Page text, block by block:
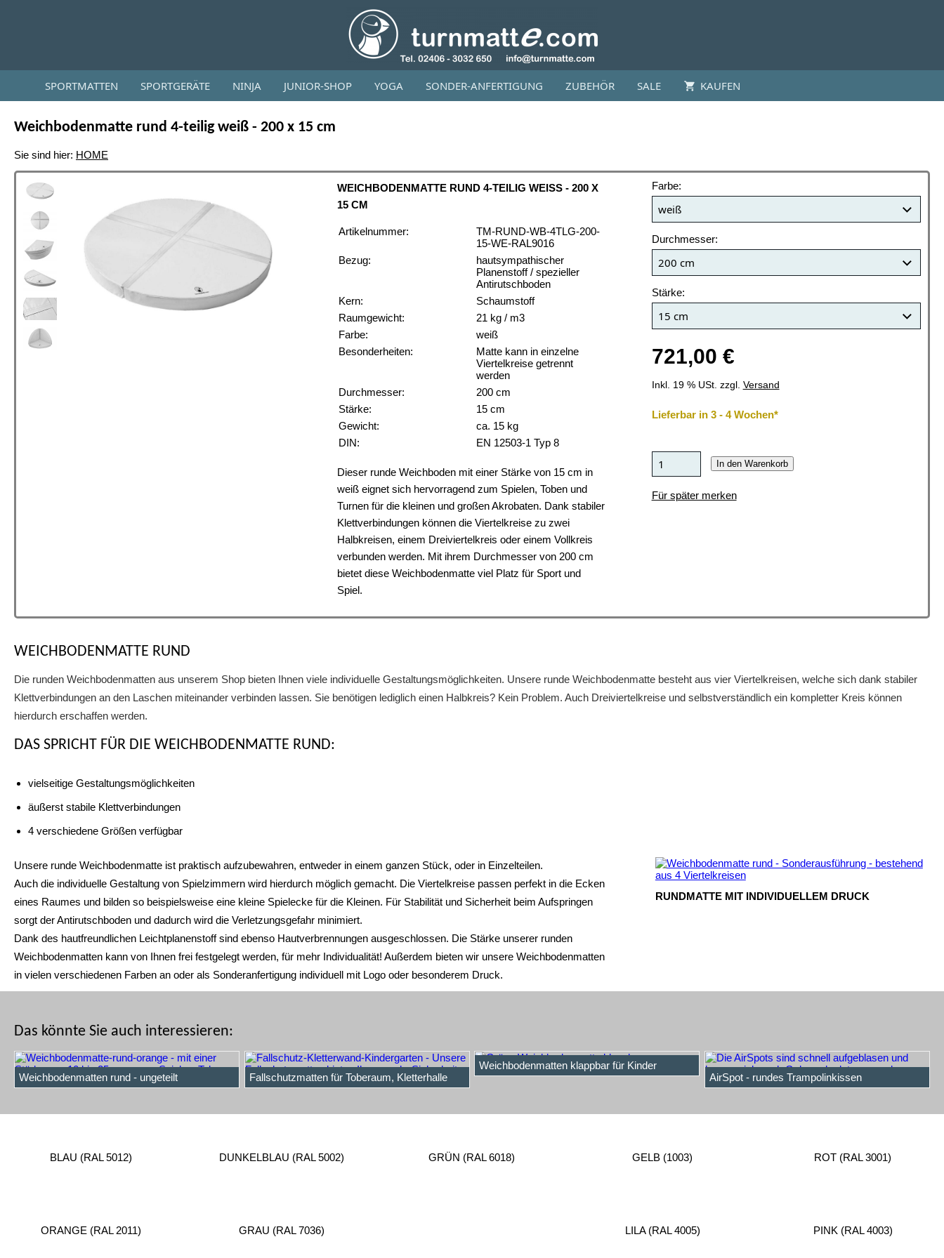
SPORTMATTEN SPORTGERÄTE NINJA JUNIOR-SHOP YOGA SONDER-ANFERTIGUNG ZUBEHÖR SALE KAUFEN
Weichbodenmatte rund 4-teilig weiß - 200 x 15 cm
Sie sind hier: HOME
WEICHBODENMATTE RUND 4-TEILIG WEISS - 200 X 1
5 CM
Artikelnummer:
TM-RUND-WB-4TLG-200-
15-WE-RAL9016
Bezug:
hautsympathischer
Planenstoff / spezieller
Antirutschboden
Kern:
Schaumstoff
Raumgewicht:
21 kg / m3
Farbe:
weiß
Besonderheiten:
Matte kann in einzelne
Viertelkreise getrennt
werden
Durchmesser:
200 cm
Stärke:
15 cm
Gewicht:
ca. 15 kg
DIN:
EN 12503-1 Typ 8
Dieser runde Weichboden mit einer Stärke von 15 cm in
weiß eignet sich hervorragend zum Spielen, Toben und
Turnen für die kleinen und großen Akrobaten. Dank stabiler
Klettverbindungen können die Viertelkreise zu zwei
Halbkreisen, einem Dreiviertelkreis oder einem Vollkreis
verbunden werden. Mit ihrem Durchmesser von 200 cm
bietet diese Weichbodenmatte viel Platz für Sport und
Spiel.
Farbe:
Durchmesser:
Stärke:
721,00 €
Inkl. 19 % USt. zzgl. Versand
Lieferbar in 3 - 4 Wochen*
In den Warenkorb
Für später merken
WEICHBODENMATTE RUND
Die runden Weichbodenmatten aus unserem Shop bieten Ihnen viele individuelle Gestaltungsmöglichkeiten. Unsere runde Weichbodenmatte besteht aus vier Viertelkreisen, welche sich dank stabiler
Klettverbindungen an den Laschen miteinander verbinden lassen. Sie benötigen lediglich einen Halbkreis? Kein Problem. Auch Dreiviertelkreise und selbstverständlich ein kompletter Kreis können
hierdurch erschaffen werden.
DAS SPRICHT FÜR DIE WEICHBODENMATTE RUND:
vielseitige Gestaltungsmöglichkeiten
äußerst stabile Klettverbindungen
4 verschiedene Größen verfügbar
RUNDMATTE MIT INDIVIDUELLEM DRUCK
Unsere runde Weichbodenmatte ist praktisch aufzubewahren, entweder in einem ganzen Stück, oder in Einzelteilen.
Auch die individuelle Gestaltung von Spielzimmern wird hierdurch möglich gemacht. Die Viertelkreise passen perfekt in die Ecken
eines Raumes und bilden so beispielsweise eine kleine Spielecke für die Kleinen. Für Stabilität und Sicherheit beim Aufspringen
sorgt der Antirutschboden und dadurch wird die Verletzungsgefahr minimiert.
Dank des hautfreundlichen Leichtplanenstoff sind ebenso Hautverbrennungen ausgeschlossen. Die Stärke unserer runden
Weichbodenmatten kann von Ihnen frei festgelegt werden, für mehr Individualität! Außerdem bieten wir unsere Weichbodenmatten
in vielen verschiedenen Farben an oder als Sonderanfertigung individuell mit Logo oder besonderem Druck.
Das könnte Sie auch interessieren:
Weichbodenmatten rund - ungeteilt Fallschutzmatten für Toberaum, Kletterhalle
Weichbodenmatten klappbar für Kinder
AirSpot - rundes Trampolinkissen
BLAU (RAL 5012) DUNKELBLAU (RAL 5002) GRÜN (RAL 6018) GELB (1003) ROT (RAL 3001)
ORANGE (RAL 2011) GRAU (RAL 7036) LILA (RAL 4005) PINK (RAL 4003)